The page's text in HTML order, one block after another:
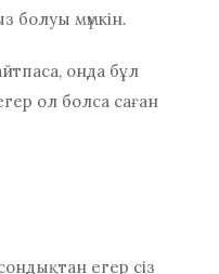
болуы мүмкін.
онда бұл
ол болса саған
егер сіз